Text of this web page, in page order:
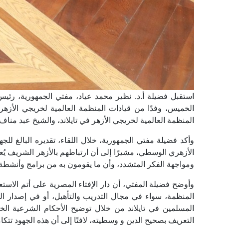
استقبل فضيلة أ.د. نظير محمد عياد، مفتي الجمهورية، رئيس
الخميس، وفدًا من قيادات المنظمة العالمية لخريجي
المنظمة العالمية لخريجي الأزهر في تايلاند، والشيخ عبد
وأكد فضيلة مفتي الجمهورية، خلال اللقاء، تقديره البالغ
الأزهري الوسطي، مشيرًا إلى أن ارتباطهم بالأزهر الشريف
ومواجهة الفكر المتشدد، وأن ما يقومون به من برامج
وأوضح فضيلة المفتي، أن دار الإفتاء المصرية على أتم
المنظمة، سواء في مجال التدريب والتأهيل، أو في إصدار
المسلمين في تايلاند من خلال توضيح الأحكام الشرعية
التعريف بصحيح الدين و وسطيته، لافتًا إلى أن هذه الجهود